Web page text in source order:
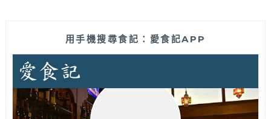
用手機搜尋食記：愛食記APP